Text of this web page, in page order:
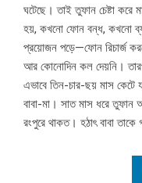
ঘটেছে। তাই তুফান চেষ্টা
হয়, কখনো ফোন বন্ধ, কখনো
প্রয়োজন পড়ে—ফোন রিচার্জ
আর কোনোদিন কল দেয়নি।
এভাবে তিন-চার-ছয় মাস
বাবা-মা। সাত মাস ধরে তুফান
রংপুরে থাকত। হঠাৎ বাবা তাকে